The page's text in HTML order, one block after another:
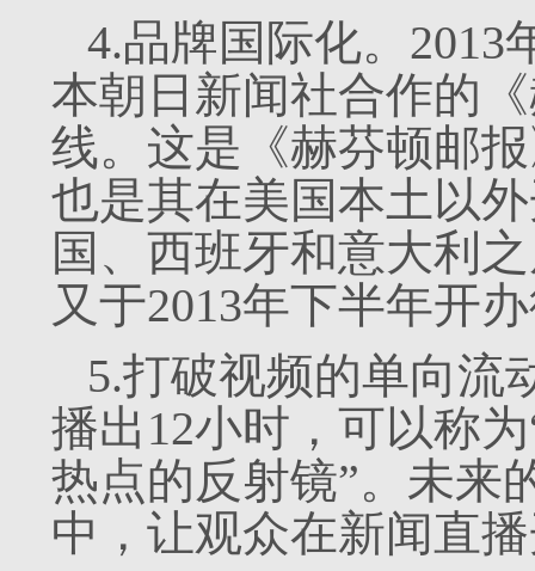
4.品牌国际化。2013
本朝日新闻社合作的
线。这是《赫芬顿邮
也是其在美国本土以
国、西班牙和意大利
又于2013年下半年开
5.打破视频的单向流
播出12小时，可以称
热点的反射镜”。未来
中，让观众在新闻直